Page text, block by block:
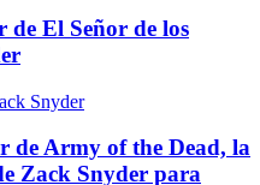
El Señor de los
de Army of the Dead, la
Zack Snyder para